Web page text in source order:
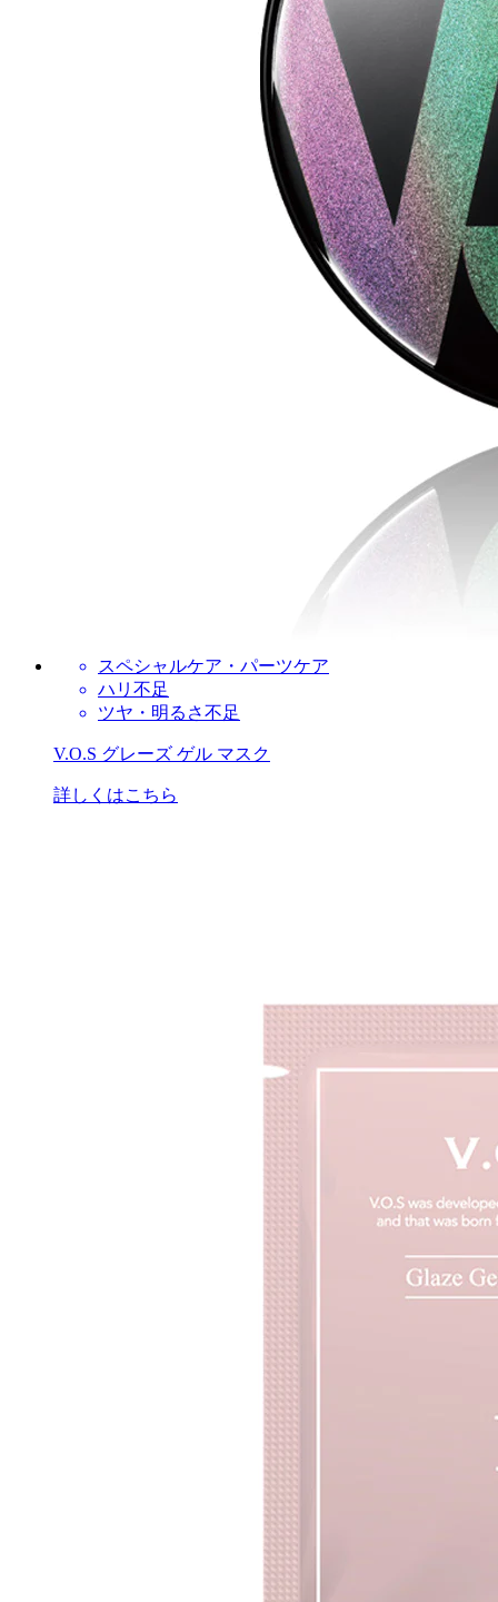
スペシャルケア・パーツケア
ハリ不足
ツヤ・明るさ不足
V.O.S グレーズ ゲル マスク
詳しくはこちら